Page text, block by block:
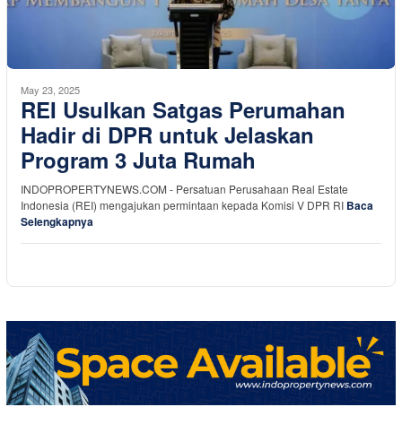
May 23, 2025
REI Usulkan Satgas Perumahan
Hadir di DPR untuk Jelaskan
Program 3 Juta Rumah
INDOPROPERTYNEWS.COM - Persatuan Perusahaan Real Estate
Indonesia (REI) mengajukan permintaan kepada Komisi V DPR RI Baca
Selengkapnya